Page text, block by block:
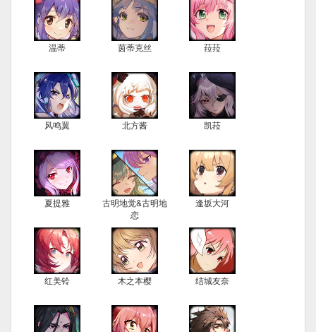
温蒂 茵蒂克丝 菈菈
风鸣翼 北方酱 凯菈
夏提雅
古明地觉&古明地
恋
逢坂大河
红美铃 木之本樱 结城友奈